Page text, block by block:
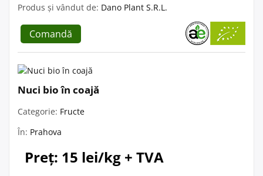
Produs și vândut de: Dano Plant S.R.L.
Comandă
Nuci bio în coajă
Categorie: Fructe
În: Prahova
Preț: 15 lei/kg + TVA